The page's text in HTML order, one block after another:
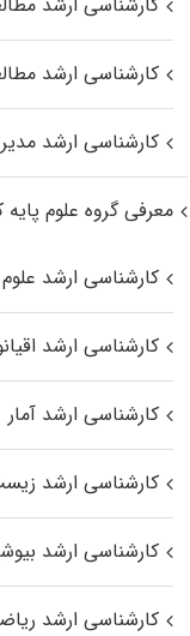
کارشناسی ارشد
کارشناسی ارشد
معرفی گروه علوم
کارشناسی ارشد
کارشناسی ارشد
کارشناسی ارشد آمار
کارشناسی ارشد
کارشناسی ارشد
کارشناسی ارشد